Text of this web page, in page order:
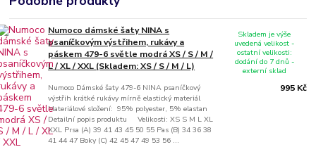
Numoco dámské šaty NINA s
psaníčkovým výstřihem, rukávy a
páskem 479-6 světle modrá XS / S / M /
L / XL / XXL (Skladem: XS / S / M / L)
Numoco Dámské šaty 479-6 NINA psaníčkový
výstřih krátké rukávy mírně elastický materiál
Materiálové složení: 95% polyester, 5% elastan
Detailní popis produktu Velikosti: XS S M L XL
XXL Prsa (A) 39 41 43 45 50 55 Pas (B) 34 36 38
41 44 47 Boky (C) 42 45 47 49 53 56 ...
995 Kč
Skladem je výše
uvedená velikost -
ostatní velikosti:
dodání do 7 dnů -
externí sklad